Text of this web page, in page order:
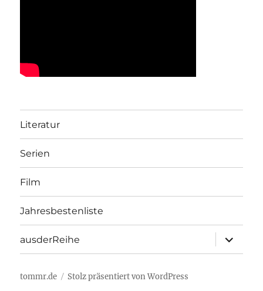
Literatur
Serien
Film
Jahresbestenliste
ausderReihe
öffnen
tommr.de Stolz präsentiert von WordPress